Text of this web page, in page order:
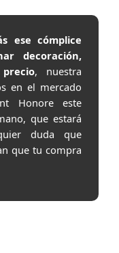
ese cómplice
decoración,
, nuestra
en el mercado
Honore este
que estará
duda que
que tu compra